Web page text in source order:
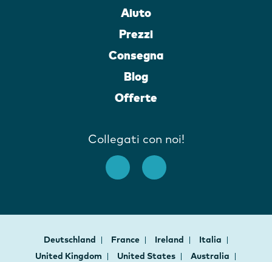
Aiuto
Prezzi
Consegna
Blog
Offerte
Collegati con noi!
Deutschland France Ireland
Italia
United Kingdom
United States
Australia